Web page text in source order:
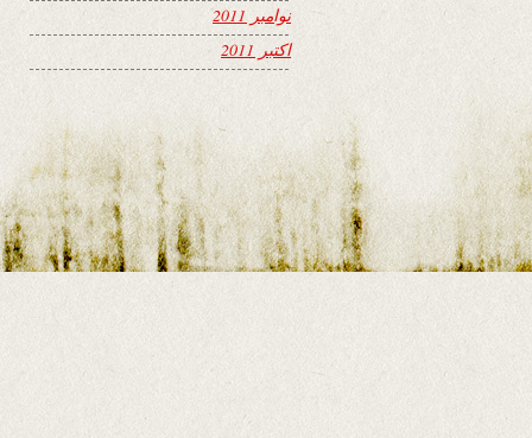
نوامبر 2011
اکتبر 2011